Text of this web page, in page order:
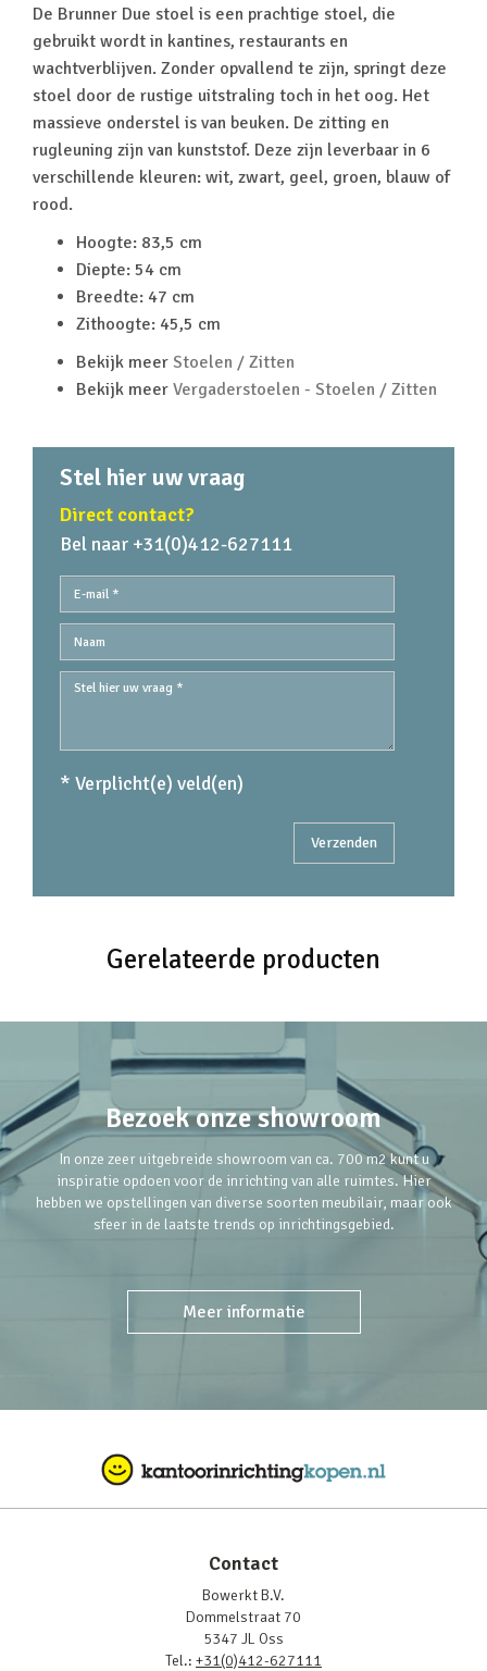
De Brunner Due stoel is een prachtige stoel, die
gebruikt wordt in kantines, restaurants en
wachtverblijven. Zonder opvallend te zijn, springt deze
stoel door de rustige uitstraling toch in het oog. Het
massieve onderstel is van beuken. De zitting en
rugleuning zijn van kunststof. Deze zijn leverbaar in 6
verschillende kleuren: wit, zwart, geel, groen, blauw of
rood.
Hoogte: 83,5 cm
Diepte: 54 cm
Breedte: 47 cm
Zithoogte: 45,5 cm
Bekijk meer Stoelen / Zitten
Bekijk meer Vergaderstoelen - Stoelen / Zitten
Stel hier uw vraag
Direct contact?
Bel naar +31(0)412-627111
* Verplicht(e) veld(en)
Gerelateerde producten
Bezoek onze showroom
In onze zeer uitgebreide showroom van ca. 700 m2 kunt u
inspiratie opdoen voor de inrichting van alle ruimtes. Hier
hebben we opstellingen van diverse soorten meubilair, maar ook
sfeer in de laatste trends op inrichtingsgebied.
Meer informatie
Contact
Bowerkt B.V.
Dommelstraat 70
5347 JL Oss
Tel.: +31(0)412-627111